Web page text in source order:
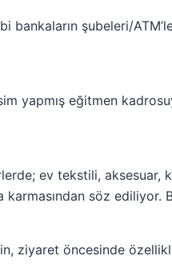
şubeleri/
yapmış eğitmen
ev tekstili,
karmasından söz
ziyaret öncesinde